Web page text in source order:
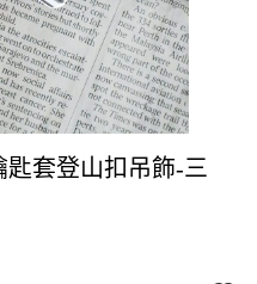
匙套登山扣吊飾-三